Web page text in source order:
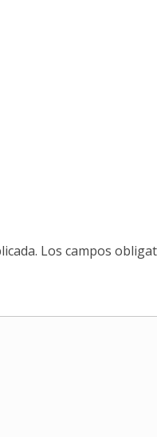
Los campos